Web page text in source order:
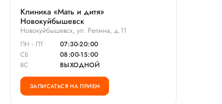
Клиника «Мать и дитя»
Новокуйбышевск
Новокуйбышевск, ул. Репина, д.11
ПН - ПТ
07:30-20:00
СБ
08:00-15:00
ВС
ВЫХОДНОЙ
ЗАПИСАТЬСЯ НА ПРИЕМ